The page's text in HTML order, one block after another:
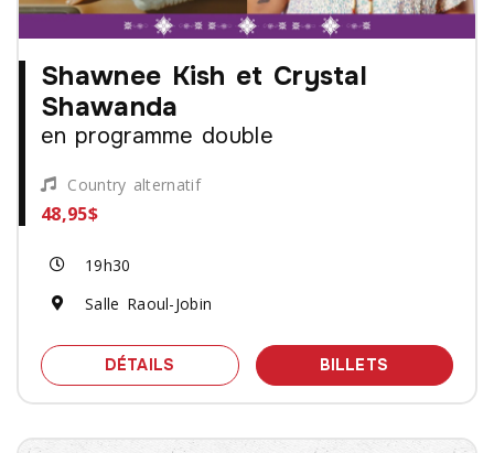
Shawnee Kish et Crystal
Shawanda
en programme double
Country alternatif
48,95$
19h30
Salle Raoul-Jobin
DÉTAILS SPECTACLE SHAWNEE KISH ET
BILLETS DES